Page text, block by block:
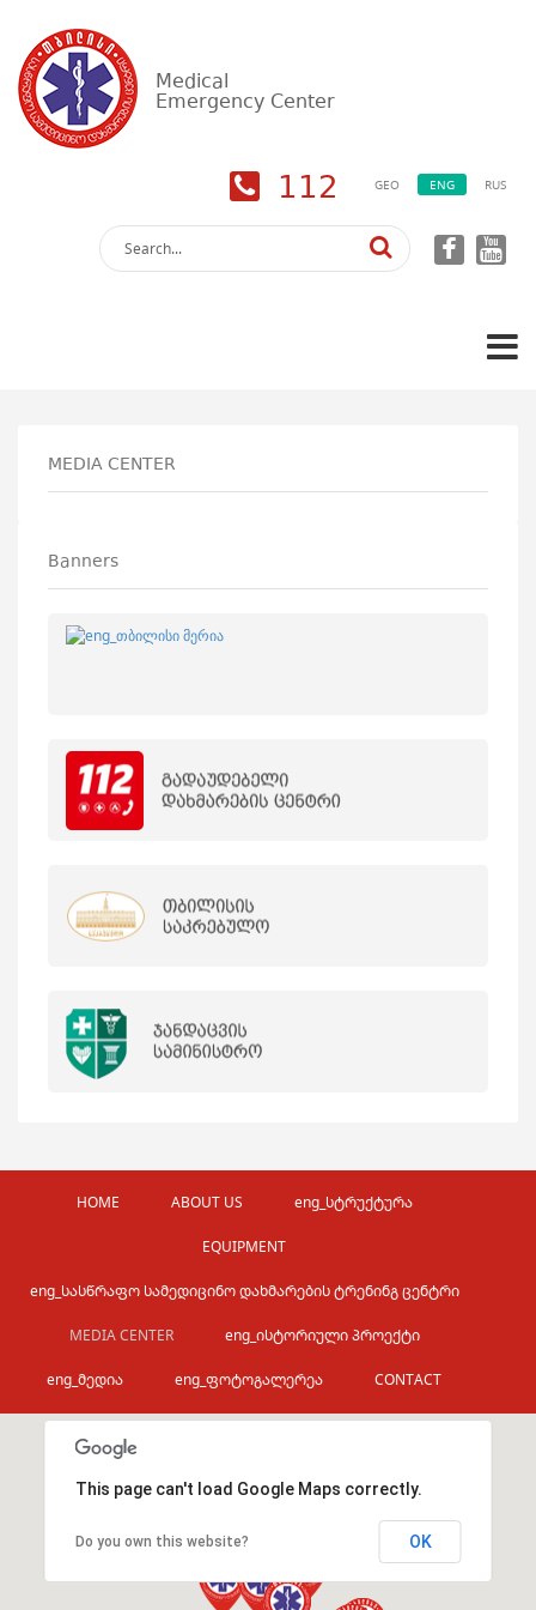
Medical
Emergency Center
112 GEO ENG RUS
MEDIA CENTER
Banners
HOME ABOUT US eng_სტრუქტურა
EQUIPMENT
eng_სასწრაფო სამედიცინო დახმარების ტრენინგ ცენტრი
MEDIA CENTER eng_ისტორიული პროექტი
eng_მედია eng_ფოტოგალერეა CONTACT
This page can't load Google Maps correctly.
Do you own this website? OK